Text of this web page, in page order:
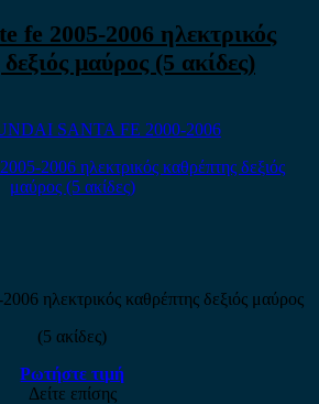
fe 2005-2006 ηλεκτρικός
μαύρος (5 ακίδες)
SANTA FE 2000-2006
ηλεκτρικός καθρέπτης δεξιός μαύρος
(5 ακίδες)
Ρωτήστε τιμή
Δείτε επίσης